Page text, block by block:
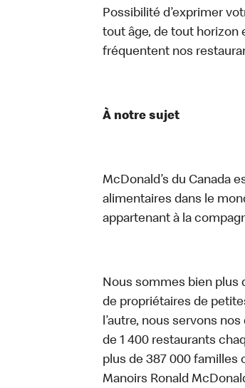
Possibilité d’exprimer
tout âge, de tout
fréquentent nos
À notre sujet
McDonald’s du Canada
alimentaires dans le
appartenant à la
Nous sommes bien plus
de propriétaires de
l’autre, nous servons
de 1 400 restaurants
plus de 387 000 familles
Manoirs Ronald